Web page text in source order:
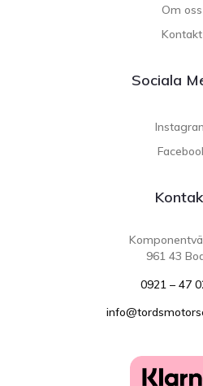
Om oss
Kontakt
Sociala
961 43
0921 – 47